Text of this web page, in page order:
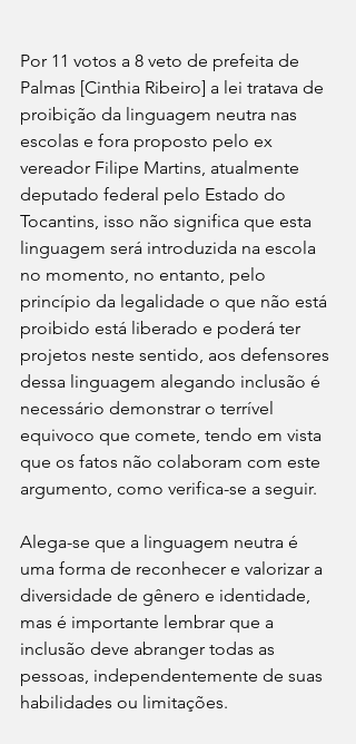
Por 11 votos a 8 veto de prefeita de
Palmas [Cinthia Ribeiro] a lei tratava de
proibição da linguagem neutra nas
escolas e fora proposto pelo ex
vereador Filipe Martins, atualmente
deputado federal pelo Estado do
Tocantins, isso não significa que esta
linguagem será introduzida na escola
no momento, no entanto, pelo
princípio da legalidade o que não está
proibido está liberado e poderá ter
projetos neste sentido, aos defensores
dessa linguagem alegando inclusão é
necessário demonstrar o terrível
equivoco que comete, tendo em vista
que os fatos não colaboram com este
argumento, como verifica-se a seguir.
Alega-se que a linguagem neutra é
uma forma de reconhecer e valorizar a
diversidade de gênero e identidade,
mas é importante lembrar que a
inclusão deve abranger todas as
pessoas, independentemente de suas
habilidades ou limitações.